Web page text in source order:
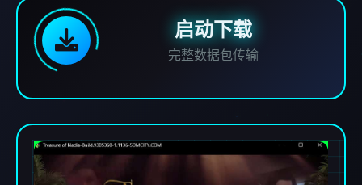
启动下载
完整数据包传输